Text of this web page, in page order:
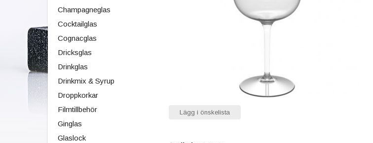
Champagneglas
Cocktailglas
Cognacglas
Dricksglas
Drinkglas
Drinkmix & Syrup
Droppkorkar
Filmtillbehör
Ginglas
Glaslock
Lägg i önskelista